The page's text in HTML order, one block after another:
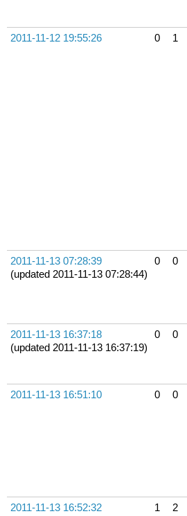
2011-11-12 19:55:26
0 1
2011-11-13 07:28:39
(updated 2011-11-13 07:28:44)
0 0
2011-11-13 16:37:18
(updated 2011-11-13 16:37:19)
0 0
2011-11-13 16:51:10
0 0
2011-11-13 16:52:32
1 2